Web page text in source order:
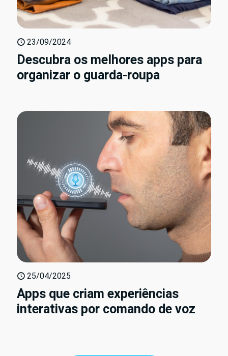
23/09/2024
Descubra os melhores apps para
organizar o guarda-roupa
25/04/2025
Apps que criam experiências
interativas por comando de voz